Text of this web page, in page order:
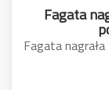
Fagata
Fagata